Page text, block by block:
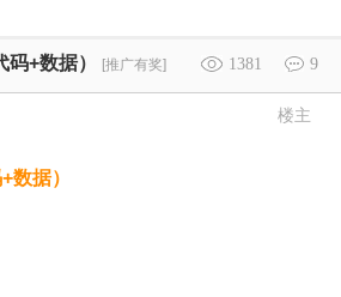
1381 9
+数据） [推广有奖]
楼主
据）